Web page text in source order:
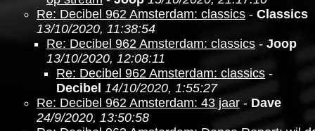
Re: Decibel 962 Amsterdam: classics - Classics
13/10/2020, 11:38:54
Re: Decibel 962 Amsterdam: classics - Joop
13/10/2020, 12:08:11
Re: Decibel 962 Amsterdam: classics -
Decibel 14/10/2020, 1:55:27
Re: Decibel 962 Amsterdam: 43 jaar - Dave
24/9/2020, 13:50:58